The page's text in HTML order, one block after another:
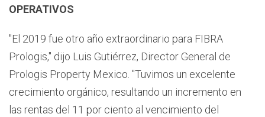
OPERATIVOS
"El 2019 fue otro año extraordinario para FIBRA
Prologis," dijo Luis Gutiérrez, Director General de
Prologis Property Mexico. "Tuvimos un excelente
crecimiento orgánico, resultando un incremento en
las rentas del 11 por ciento al vencimiento del